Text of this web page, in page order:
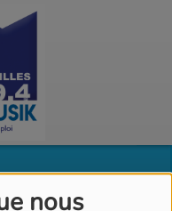
nous